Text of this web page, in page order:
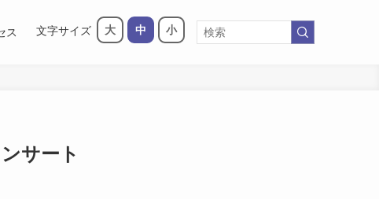
ス 文字サイズ 大 中 小
サート